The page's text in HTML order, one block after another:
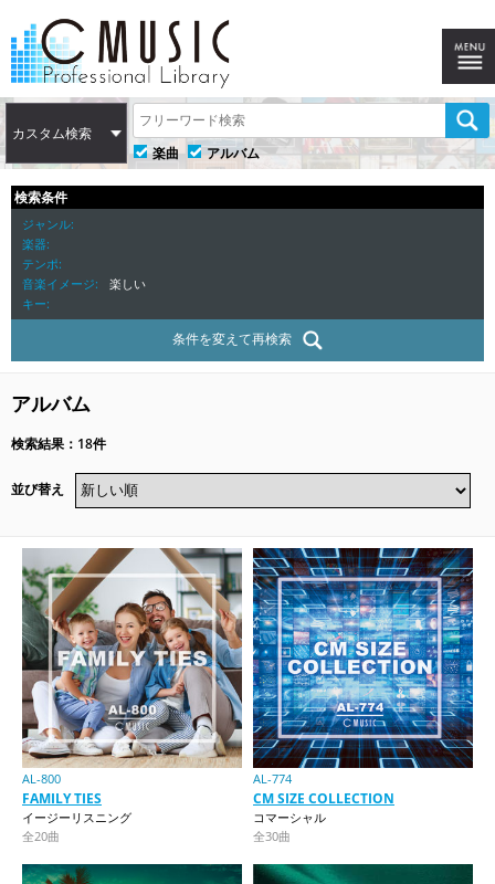
カスタム検索
楽曲
アルバム
検索条件
ジャンル
楽器
テンポ
音楽イメージ
楽しい
キー
条件を変えて再検索
アルバム
検索結果：18件
並び替え
AL-800
FAMILY TIES
イージーリスニング
全20曲
AL-774
CM SIZE COLLECTION
コマーシャル
全30曲